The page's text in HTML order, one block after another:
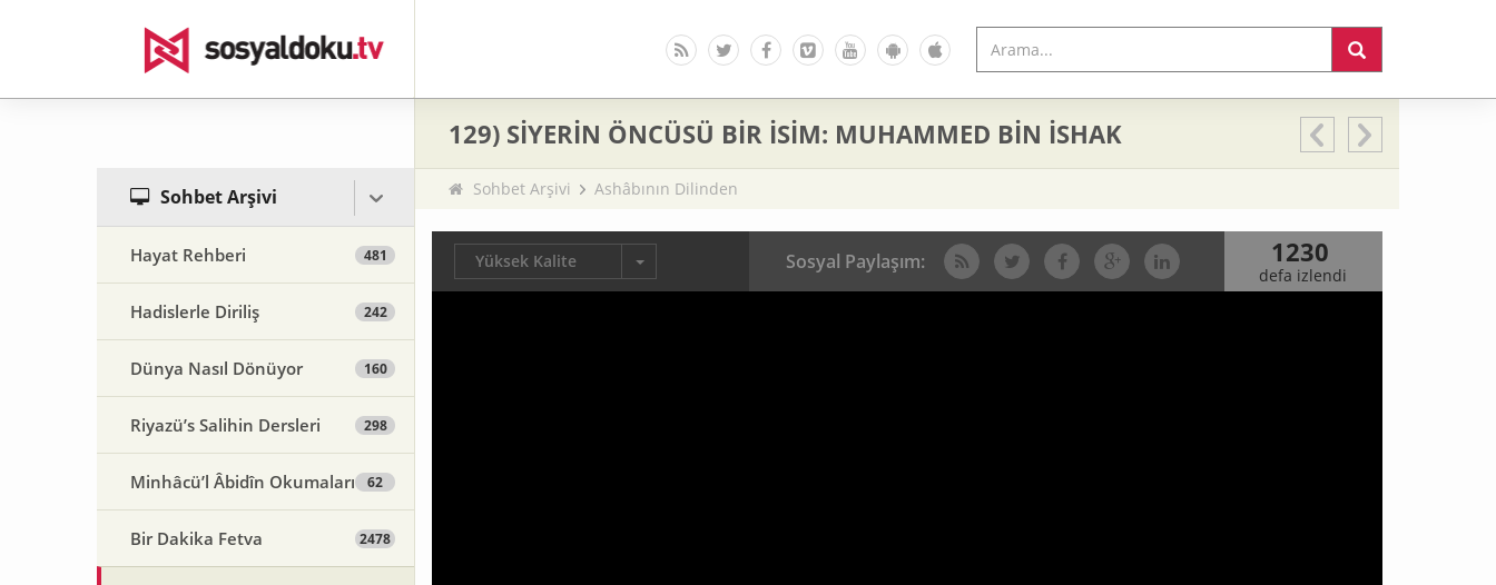
Sohbet Arşivi
Hayat Rehberi 481
Hadislerle Diriliş 242
Dünya Nasıl Dönüyor 160
Riyazü’s Salihin Dersleri 298
Minhâcü’l Âbidîn Okumaları 62
Bir Dakika Fetva 2478
129) SİYERİN ÖNCÜSÜ BİR İSİM: MUHAMMED BİN İSHAK
Sohbet Arşivi Ashâbının Dilinden
Yüksek Kalite Sosyal Paylaşım: 1230
defa izlendi